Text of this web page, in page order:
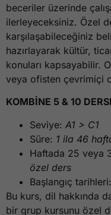
beceriler üzerinde
ilerleyeceksiniz. Özel
karşılaşabileceğiniz
hazırlayarak kültür,
konuları kapsayabilir.
veya ofisten çevrimiçi
KOMBİNE 5 & 10
Seviye: A1 > C1
Süre: 1 ila 46
Haftada 25 veya
özel ders
Başlangıç tarihleri:
Bu kurs, dil hakkında
bir grup kursunu özel